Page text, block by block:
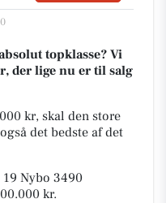
topklasse? Vi
der lige nu er til salg
kr, skal den store
det bedste af det
Nybo 3490
kr.